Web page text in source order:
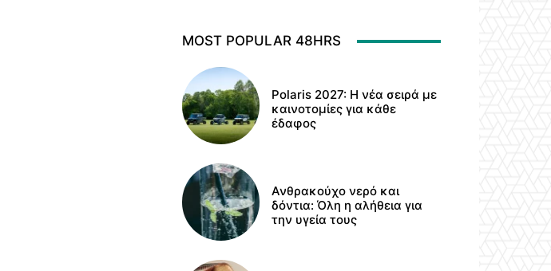
MOST POPULAR 48HRS
Polaris 2027: Η νέα σειρά με
καινοτομίες για κάθε
έδαφος
Ανθρακούχο νερό και
δόντια: Όλη η αλήθεια για
την υγεία τους